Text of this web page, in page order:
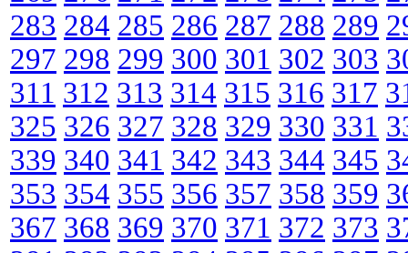
283 284 285 286 287 288 289
297 298 299 300 301 302 303
311 312 313 314 315 316 317
325 326 327 328 329 330 331
339 340 341 342 343 344 345
353 354 355 356 357 358 359
367 368 369 370 371 372 373